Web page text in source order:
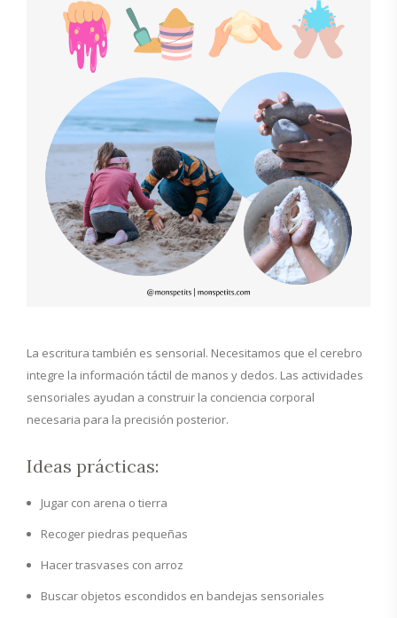
La escritura también es sensorial. Necesitamos que el cerebro
integre la información táctil de manos y dedos. Las actividades
sensoriales ayudan a construir la conciencia corporal
necesaria para la precisión posterior.
Ideas prácticas:
Jugar con arena o tierra
Recoger piedras pequeñas
Hacer trasvases con arroz
Buscar objetos escondidos en bandejas sensoriales